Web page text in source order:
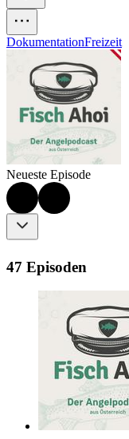
DokumentationFreizeit
Neueste Episode
47 Episoden